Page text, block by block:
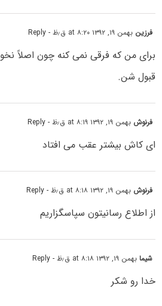
فرزین بهمن ۱۹, ۱۳۹۲ at ۸:۲۰ ق٫ظ - Reply
برای من که فرقی نمی کنه چون اصلاً
قبول شن.
فرنوش بهمن ۱۹, ۱۳۹۲ at ۸:۱۹ ق٫ظ - Reply
ای کاش بیشتر عقب می افتاد
فرنوش بهمن ۱۹, ۱۳۹۲ at ۸:۱۸ ق٫ظ - Reply
از اطلاع رسانیتون سپاسگزاریم
شیمابهمن ۱۹, ۱۳۹۲ at ۸:۱۸ ق٫ظ - Reply
خدا رو شکر